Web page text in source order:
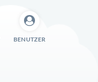
BENUTZER